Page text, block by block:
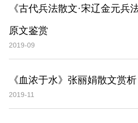
《古代兵法散文·宋辽金元兵
原文鉴赏
2019-09
《血浓于水》张丽娟散文赏析
2019-11